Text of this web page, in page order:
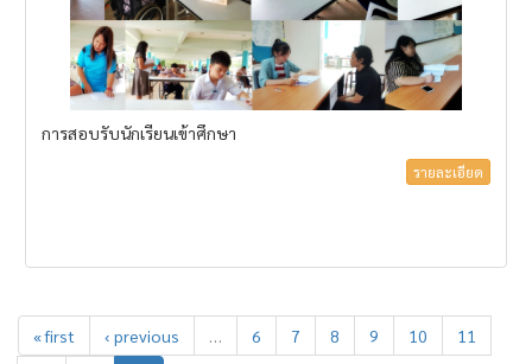
การสอบรับนักเรียนเข้าศึกษา
รายละเอียด
« first ‹ previous … 6 7 8 9 10
11